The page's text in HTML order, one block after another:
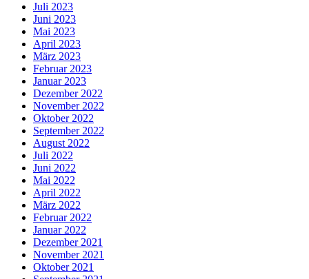
Juli 2023
Juni 2023
Mai 2023
April 2023
März 2023
Februar 2023
Januar 2023
Dezember 2022
November 2022
Oktober 2022
September 2022
August 2022
Juli 2022
Juni 2022
Mai 2022
April 2022
März 2022
Februar 2022
Januar 2022
Dezember 2021
November 2021
Oktober 2021